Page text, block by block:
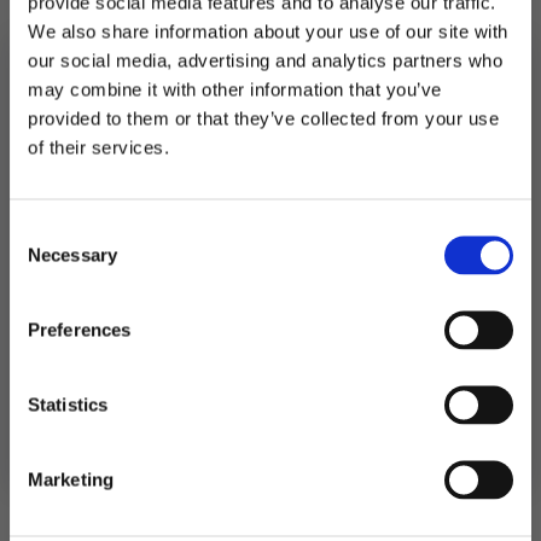
We also share information about your use of our site with
our social media, advertising and analytics partners who
may combine it with other information that you’ve
provided to them or that they’ve collected from your use
of their services.
Selection
Necessary
Preferences
Statistics
Marketing
På lager
Servietter
Baby,
Bamse
–
12
stk
antall
LEGG I HANDLEKURV
Produktnummer: 108320
Kategorier:Servering
MELD DEG PÅ NYHETSBREVET